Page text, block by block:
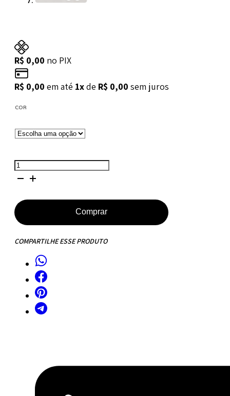
R$ 0,00 no PIX
R$ 0,00 em até 1xde R$ 0,00 sem juros
COR
Mesa
de
Saarinen
Tulipa
150
Marmore
Comprar
COMPARTILHE ESSE PRODUTO